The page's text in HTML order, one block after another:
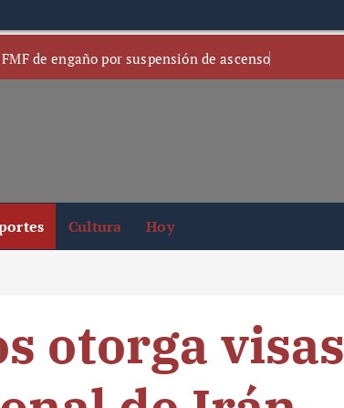
de engaño por suspensión de ascenso
Cultura Hoy
otorga visas